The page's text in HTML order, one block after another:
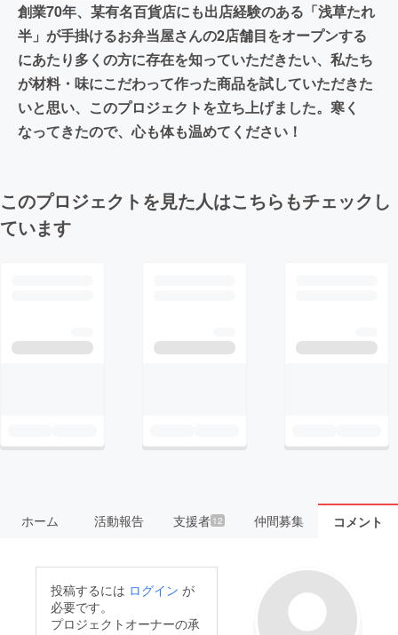
創業70年、某有名百貨店にも出店経験のある「浅草たれ
半」が手掛けるお弁当屋さんの2店舗目をオープンする
にあたり多くの方に存在を知っていただきたい、私たち
が材料・味にこだわって作った商品を試していただきた
いと思い、このプロジェクトを立ち上げました。寒く
なってきたので、心も体も温めてください！
このプロジェクトを見た人はこちらもチェックし
ています
ホーム 活動報告 支援者 12 仲間募集 コメント
投稿するには ログイン が
必要です。
プロジェクトオーナーの承